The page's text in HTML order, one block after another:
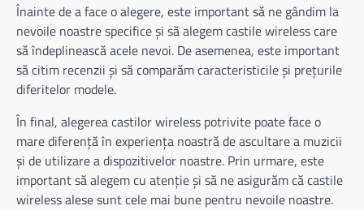
Înainte de a face o alegere, este important să ne gândim la
nevoile noastre specifice și să alegem castile wireless care
să îndeplinească acele nevoi. De asemenea, este important
să citim recenzii și să comparăm caracteristicile și prețurile
diferitelor modele.
În final, alegerea castilor wireless potrivite poate face o
mare diferență în experiența noastră de ascultare a muzicii
și de utilizare a dispozitivelor noastre. Prin urmare, este
important să alegem cu atenție și să ne asigurăm că castile
wireless alese sunt cele mai bune pentru nevoile noastre.